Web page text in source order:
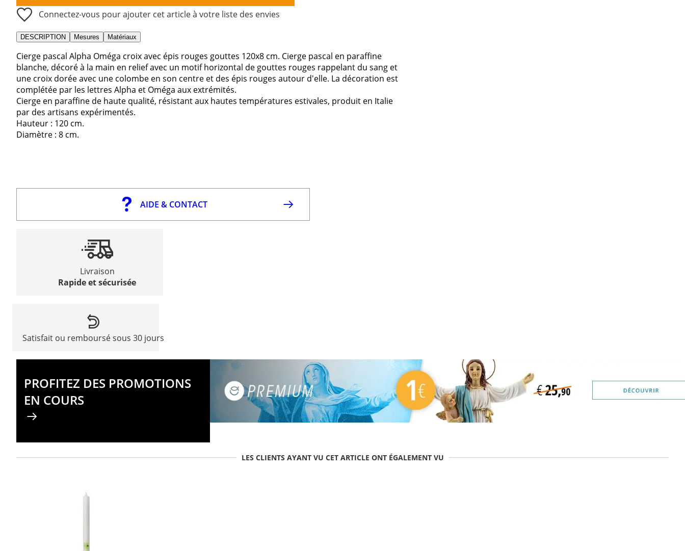
Connectez-vous pour ajouter cet article à votre liste des envies
DESCRIPTION Mesures Matériaux
Cierge pascal Alpha Oméga croix avec épis rouges gouttes 120x8 cm. Cierge pascal en paraffine
blanche, décoré à la main en relief avec un motif horizontal de gouttes rouges rappelant du sang et
une croix dorée avec une colombe en son centre et des épis rouges autour d'elle. La décoration est
complétée par les lettres Alpha et Oméga aux extrémités.
Cierge en paraffine de haute qualité, résistant aux hautes températures estivales, produit en Italie
par des artisans expérimentés.
Hauteur : 120 cm.
Diamètre : 8 cm.
AIDE & CONTACT
Livraison
Rapide et sécurisée
Satisfait ou remboursé sous 30 jours
PROFITEZ DES PROMOTIONS
EN COURS
LES CLIENTS AYANT VU CET ARTICLE ONT ÉGALEMENT VU